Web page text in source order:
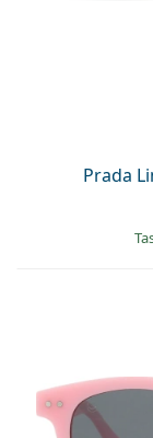
Prada